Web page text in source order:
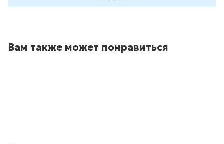
Вам также может понравиться